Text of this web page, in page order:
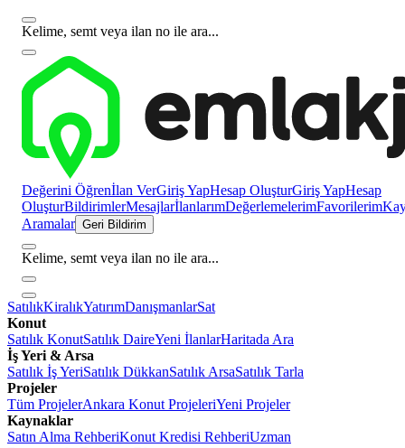
Kelime, semt veya ilan no ile ara...
Değerini Öğrenİlan VerGiriş YapHesap OluşturGiriş YapHesap
OluşturBildirimlerMesajlarİlanlarımDeğerlemelerimFavorilerim
Aramalar Geri Bildirim
Kelime, semt veya ilan no ile ara...
SatılıkKiralıkYatırımDanışmanlarSat
Konut
Satılık KonutSatılık DaireYeni İlanlarHaritada Ara
İş Yeri & Arsa
Satılık İş YeriSatılık DükkanSatılık ArsaSatılık Tarla
Projeler
Tüm ProjelerAnkara Konut ProjeleriYeni Projeler
Kaynaklar
Satın Alma RehberiKonut Kredisi RehberiUzman